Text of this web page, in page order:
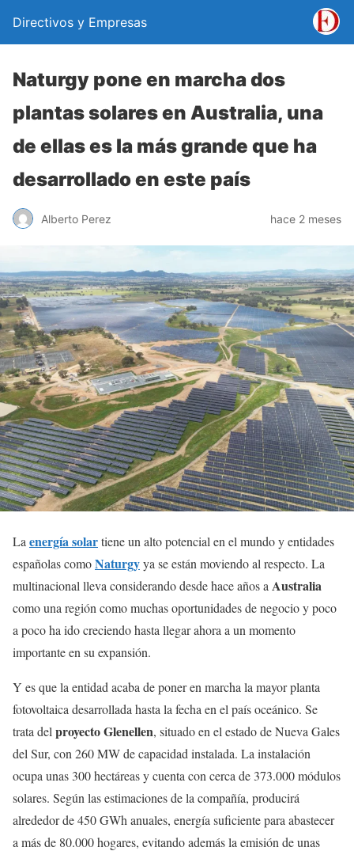
Directivos y Empresas
Naturgy pone en marcha dos
plantas solares en Australia, una
de ellas es la más grande que ha
desarrollado en este país
Alberto Perez hace 2 meses
La energía solartiene un alto potencial en el mundo y entidades
españolas comoNaturgyya se están moviendo al respecto. La
multinacional lleva considerando desde hace años a Australia
como una región como muchas oportunidades de negocio y poco
a poco ha ido creciendo hasta llegar ahora a un momento
importante en su expansión.
Y es que la entidad acaba de poner en marcha la mayor planta
fotovoltaica desarrollada hasta la fecha en el país oceánico. Se
trata del proyecto Glenellen, situado en el estado de Nueva Gales
del Sur, con 260 MW de capacidad instalada. La instalación
ocupa unas 300 hectáreas y cuenta con cerca de 373.000 módulos
solares. Según las estimaciones de la compañía, producirá
alrededor de 450 GWh anuales, energía suficiente para abastecer
a más de 80.000 hogares, evitando además la emisión de unas